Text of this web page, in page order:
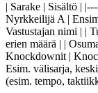
| Sarake | Sisältö |
Nyrkkeilijä A |
Vastustajan nimi | |
erien määrä | |
Knockdownit |
Esim. välisarja,
(esim. tempo,